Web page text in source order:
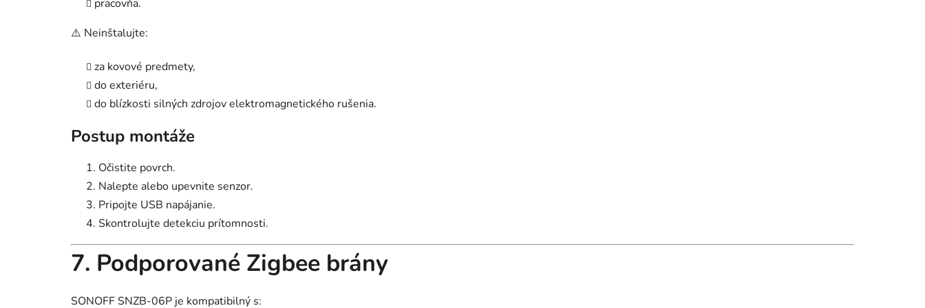
pracovňa.
⚠️ Neinštalujte:
za kovové predmety,
do exteriéru,
do blízkosti silných zdrojov elektromagnetického rušenia.
Postup montáže
Očistite povrch.
Nalepte alebo upevnite senzor.
Pripojte USB napájanie.
Skontrolujte detekciu prítomnosti.
7. Podporované Zigbee brány
SONOFF SNZB-06P je kompatibilný s: